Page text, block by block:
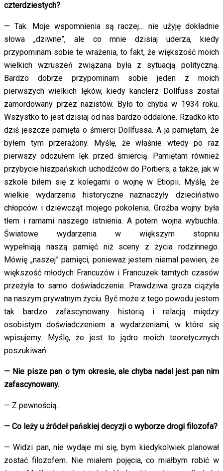
czterdziestych?
— Tak. Moje wspomnienia są raczej… nie użyję dokładnie
słowa „dziwne”, ale co mnie dzisiaj uderza, kiedy
przypominam sobie te wrażenia, to fakt, że większość moich
wielkich wzruszeń związana była z sytuacją polityczną.
Bardzo dobrze przypominam sobie jeden z moich
pierwszych wielkich lęków, kiedy kanclerz Dollfuss został
zamordowany przez nazistów. Było to chyba w 1934 roku.
Wszystko to jest dzisiaj od nas bardzo oddalone. Rzadko kto
dziś jeszcze pamięta o śmierci Dollfussa. A ja pamiętam, że
byłem tym przerażony. Myślę, że właśnie wtedy po raz
pierwszy odczułem lęk przed śmiercią. Pamiętam również
przybycie hiszpańskich uchodźców do Poitiers; a także, jak w
szkole biłem się z kolegami o wojnę w Etiopii. Myślę, że
wielkie wydarzenia historyczne naznaczyły dzieciństwo
chłopców i dziewcząt mojego pokolenia. Groźba wojny była
tłem i ramami naszego istnienia. A potem wojna wybuchła.
Światowe wydarzenia w większym stopniu
wypełniają naszą pamięć niż sceny z życia rodzinnego.
Mówię „naszej” pamięci, ponieważ jestem niemal pewien, że
większość młodych Francuzów i Francuzek tamtych czasów
przeżyła to samo doświadczenie. Prawdziwa groza ciążyła
na naszym prywatnym życiu. Być może z tego powodu jestem
tak bardzo zafascynowany historią i relacją między
osobistym doświadczeniem a wydarzeniami, w które się
wpisujemy. Myślę, że jest to jądro moich teoretycznych
poszukiwań.
— Nie pisze pan o tym okresie, ale chyba nadal jest pan nim
zafascynowany.
— Z pewnością.
— Co leży u źródeł pańskiej decyzji o wyborze drogi filozofa?
— Widzi pan, nie wydaje mi się, bym kiedykolwiek planował
zostać filozofem. Nie miałem pojęcia, co miałbym robić w